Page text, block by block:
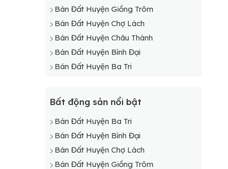
Bán Đất Huyện Giồng Trôm
Bán Đất Huyện Chợ Lách
Bán Đất Huyện Châu Thành
Bán Đất Huyện Bình Đại
Bán Đất Huyện Ba Tri
Bất động sản nổi bật
Bán Đất Huyện Ba Tri
Bán Đất Huyện Bình Đại
Bán Đất Huyện Chợ Lách
Bán Đất Huyện Giồng Trôm